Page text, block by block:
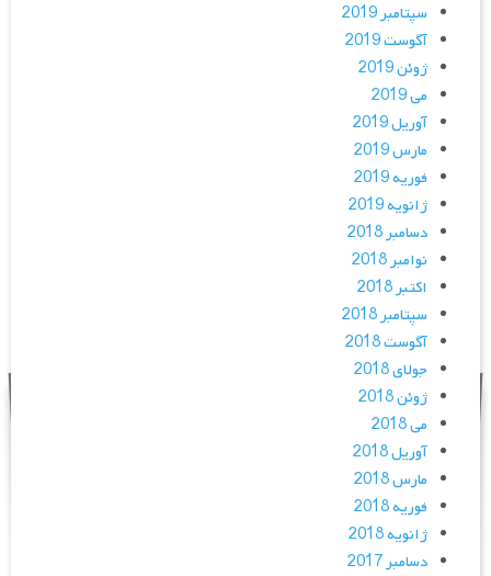
سپتامبر 2019
آگوست 2019
ژوئن 2019
می 2019
آوریل 2019
مارس 2019
فوریه 2019
ژانویه 2019
دسامبر 2018
نوامبر 2018
اکتبر 2018
سپتامبر 2018
آگوست 2018
جولای 2018
ژوئن 2018
می 2018
آوریل 2018
مارس 2018
فوریه 2018
ژانویه 2018
دسامبر 2017